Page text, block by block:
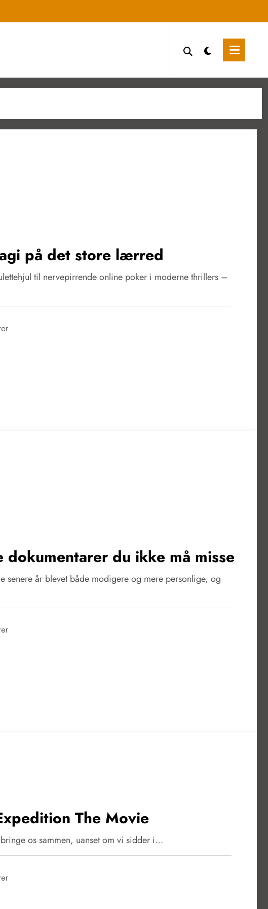
på det store lærred
til nervepirrende online poker i moderne thrillers –
dokumentarer du ikke må misse
senere år blevet både modigere og mere personlige, og
The Movie
os sammen, uanset om vi sidder i…